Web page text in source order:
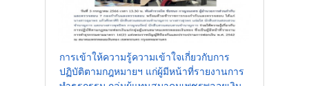
การเข้าให้ความรู้ความเข้าใจเกี่ยวกับการ
ปฏิบัติตามกฎหมายฯ แก่ผู้มีหน้าที่รายงานการ